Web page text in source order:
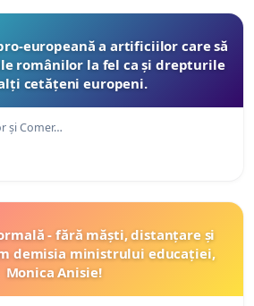
europeană a artificiilor care să
românilor la fel ca și drepturile
cetățeni europeni.
și Comer…
- fără măști, distanțare și
demisia ministrului educației,
Monica Anisie!